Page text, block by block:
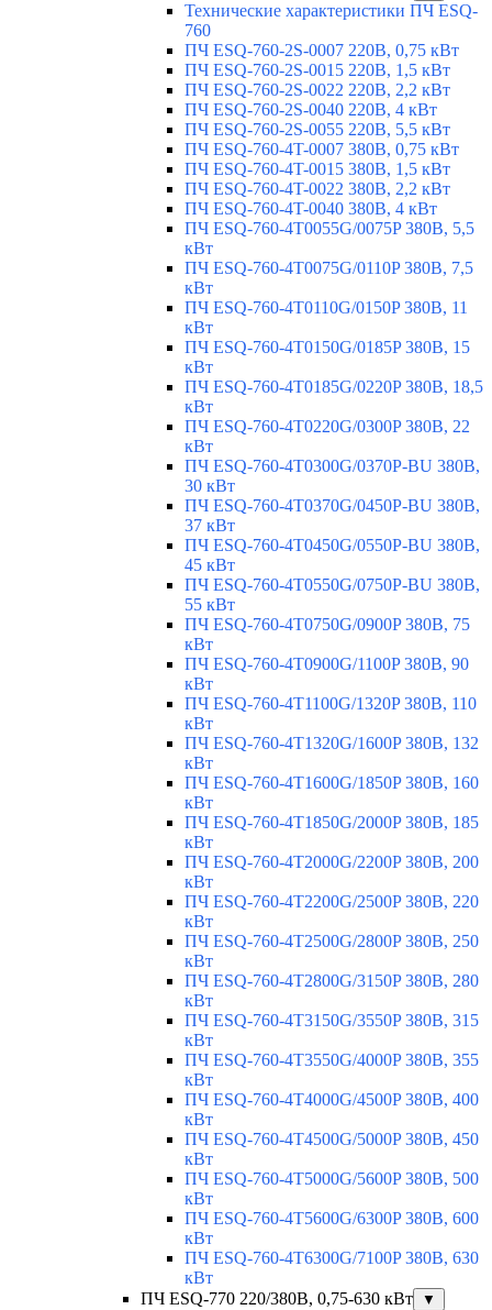
Технические характеристики ПЧ ESQ-
760
ПЧ ESQ-760-2S-0007 220В, 0,75 кВт
ПЧ ESQ-760-2S-0015 220В, 1,5 кВт
ПЧ ESQ-760-2S-0022 220В, 2,2 кВт
ПЧ ESQ-760-2S-0040 220В, 4 кВт
ПЧ ESQ-760-2S-0055 220В, 5,5 кВт
ПЧ ESQ-760-4T-0007 380В, 0,75 кВт
ПЧ ESQ-760-4T-0015 380В, 1,5 кВт
ПЧ ESQ-760-4T-0022 380В, 2,2 кВт
ПЧ ESQ-760-4T-0040 380В, 4 кВт
ПЧ ESQ-760-4T0055G/0075P 380В, 5,5
кВт
ПЧ ESQ-760-4T0075G/0110P 380В, 7,5
кВт
ПЧ ESQ-760-4T0110G/0150P 380В, 11
кВт
ПЧ ESQ-760-4T0150G/0185P 380В, 15
кВт
ПЧ ESQ-760-4T0185G/0220P 380В, 18,5
кВт
ПЧ ESQ-760-4T0220G/0300P 380В, 22
кВт
ПЧ ESQ-760-4T0300G/0370P-BU 380В,
30 кВт
ПЧ ESQ-760-4T0370G/0450P-BU 380В,
37 кВт
ПЧ ESQ-760-4T0450G/0550P-BU 380В,
45 кВт
ПЧ ESQ-760-4T0550G/0750P-BU 380В,
55 кВт
ПЧ ESQ-760-4T0750G/0900P 380В, 75
кВт
ПЧ ESQ-760-4T0900G/1100P 380В, 90
кВт
ПЧ ESQ-760-4T1100G/1320P 380В, 110
кВт
ПЧ ESQ-760-4T1320G/1600P 380В, 132
кВт
ПЧ ESQ-760-4T1600G/1850P 380В, 160
кВт
ПЧ ESQ-760-4T1850G/2000P 380В, 185
кВт
ПЧ ESQ-760-4T2000G/2200P 380В, 200
кВт
ПЧ ESQ-760-4T2200G/2500P 380В, 220
кВт
ПЧ ESQ-760-4T2500G/2800P 380В, 250
кВт
ПЧ ESQ-760-4T2800G/3150P 380В, 280
кВт
ПЧ ESQ-760-4T3150G/3550P 380В, 315
кВт
ПЧ ESQ-760-4T3550G/4000P 380В, 355
кВт
ПЧ ESQ-760-4T4000G/4500P 380В, 400
кВт
ПЧ ESQ-760-4T4500G/5000P 380В, 450
кВт
ПЧ ESQ-760-4T5000G/5600P 380В, 500
кВт
ПЧ ESQ-760-4T5600G/6300P 380В, 600
кВт
ПЧ ESQ-760-4T6300G/7100P 380В, 630
кВт
ПЧ ESQ-770 220/380В, 0,75-630 кВт
▼